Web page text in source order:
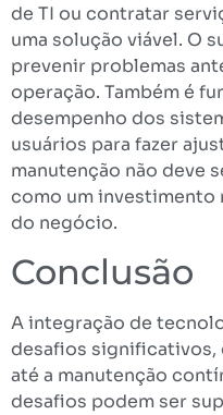
de TI ou contratar
uma solução viável. O
prevenir problemas
operação. Também é
desempenho dos
usuários para fazer
manutenção não deve
como um investimento
do negócio.
Conclusão
A integração de
desafios significativos,
até a manutenção
desafios podem ser